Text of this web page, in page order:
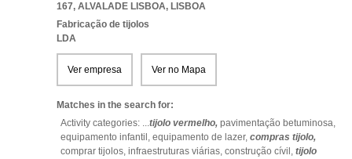
167, ALVALADE LISBOA, LISBOA
Fabricação de tijolos
LDA
Ver empresa Ver no Mapa
Matches in the search for:
Activity categories: ...tijolo vermelho, pavimentação betuminosa,
equipamento infantil, equipamento de lazer, compras tijolo,
comprar tijolos, infraestruturas viárias, construção cívil, tijolo